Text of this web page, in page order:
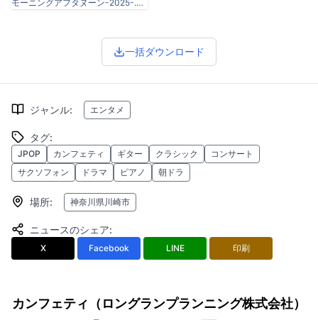
モーニングアフタヌーン-2025-.png
一括ダウンロード
ジャンル: エンタメ
タグ:
JPOP カンフェティ ギター クラシック
コンサート
サクソフォン
ドラマ ピアノ 朝ドラ
場所: 神奈川県川崎市
ニュースのシェア:
X Facebook LINE 印刷
カンフェティ（ロングランプランニング株式会社）